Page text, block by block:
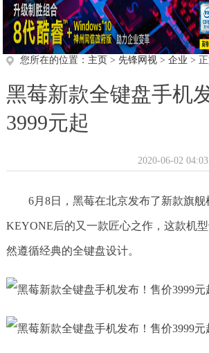
您所在的位置： 主页 > 先锋网视> 企业 >
黑莓新款全键盘手机
3999元起
2020-06-02
6月8日，黑莓在北京发布了新款旗
KEYONE后的又一款匠心之作，这款机
然遵循经典的全键盘设计。